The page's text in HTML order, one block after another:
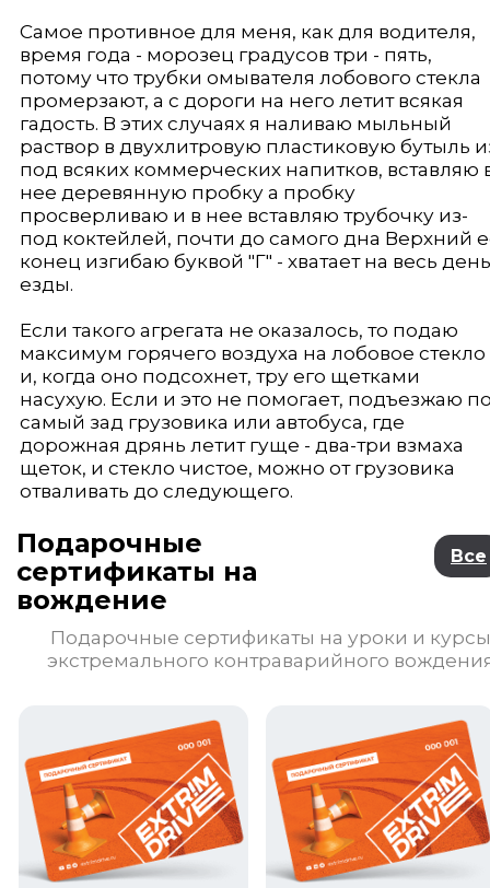
Самое противное для меня, как для водителя,
время года - морозец градусов три - пять,
потому что трубки омывателя лобового стекла
промерзают, а с дороги на него летит всякая
гадость. В этих случаях я наливаю мыльный
раствор в двухлитровую пластиковую бутыль
под всяких коммерческих напитков, вставляю
нее деревянную пробку а пробку
просверливаю и в нее вставляю трубочку из-
под коктейлей, почти до самого дна Верхний
конец изгибаю буквой "Г" - хватает на весь день
езды.
Если такого агрегата не оказалось, то подаю
максимум горячего воздуха на лобовое стекло
и, когда оно подсохнет, тру его щетками
насухую. Если и это не помогает, подъезжаю
самый зад грузовика или автобуса, где
дорожная дрянь летит гуще - два-три взмаха
щеток, и стекло чистое, можно от грузовика
отваливать до следующего.
Подарочные
сертификаты на
вождение
Все
Подарочные сертификаты на уроки и курсы
экстремального контраварийного